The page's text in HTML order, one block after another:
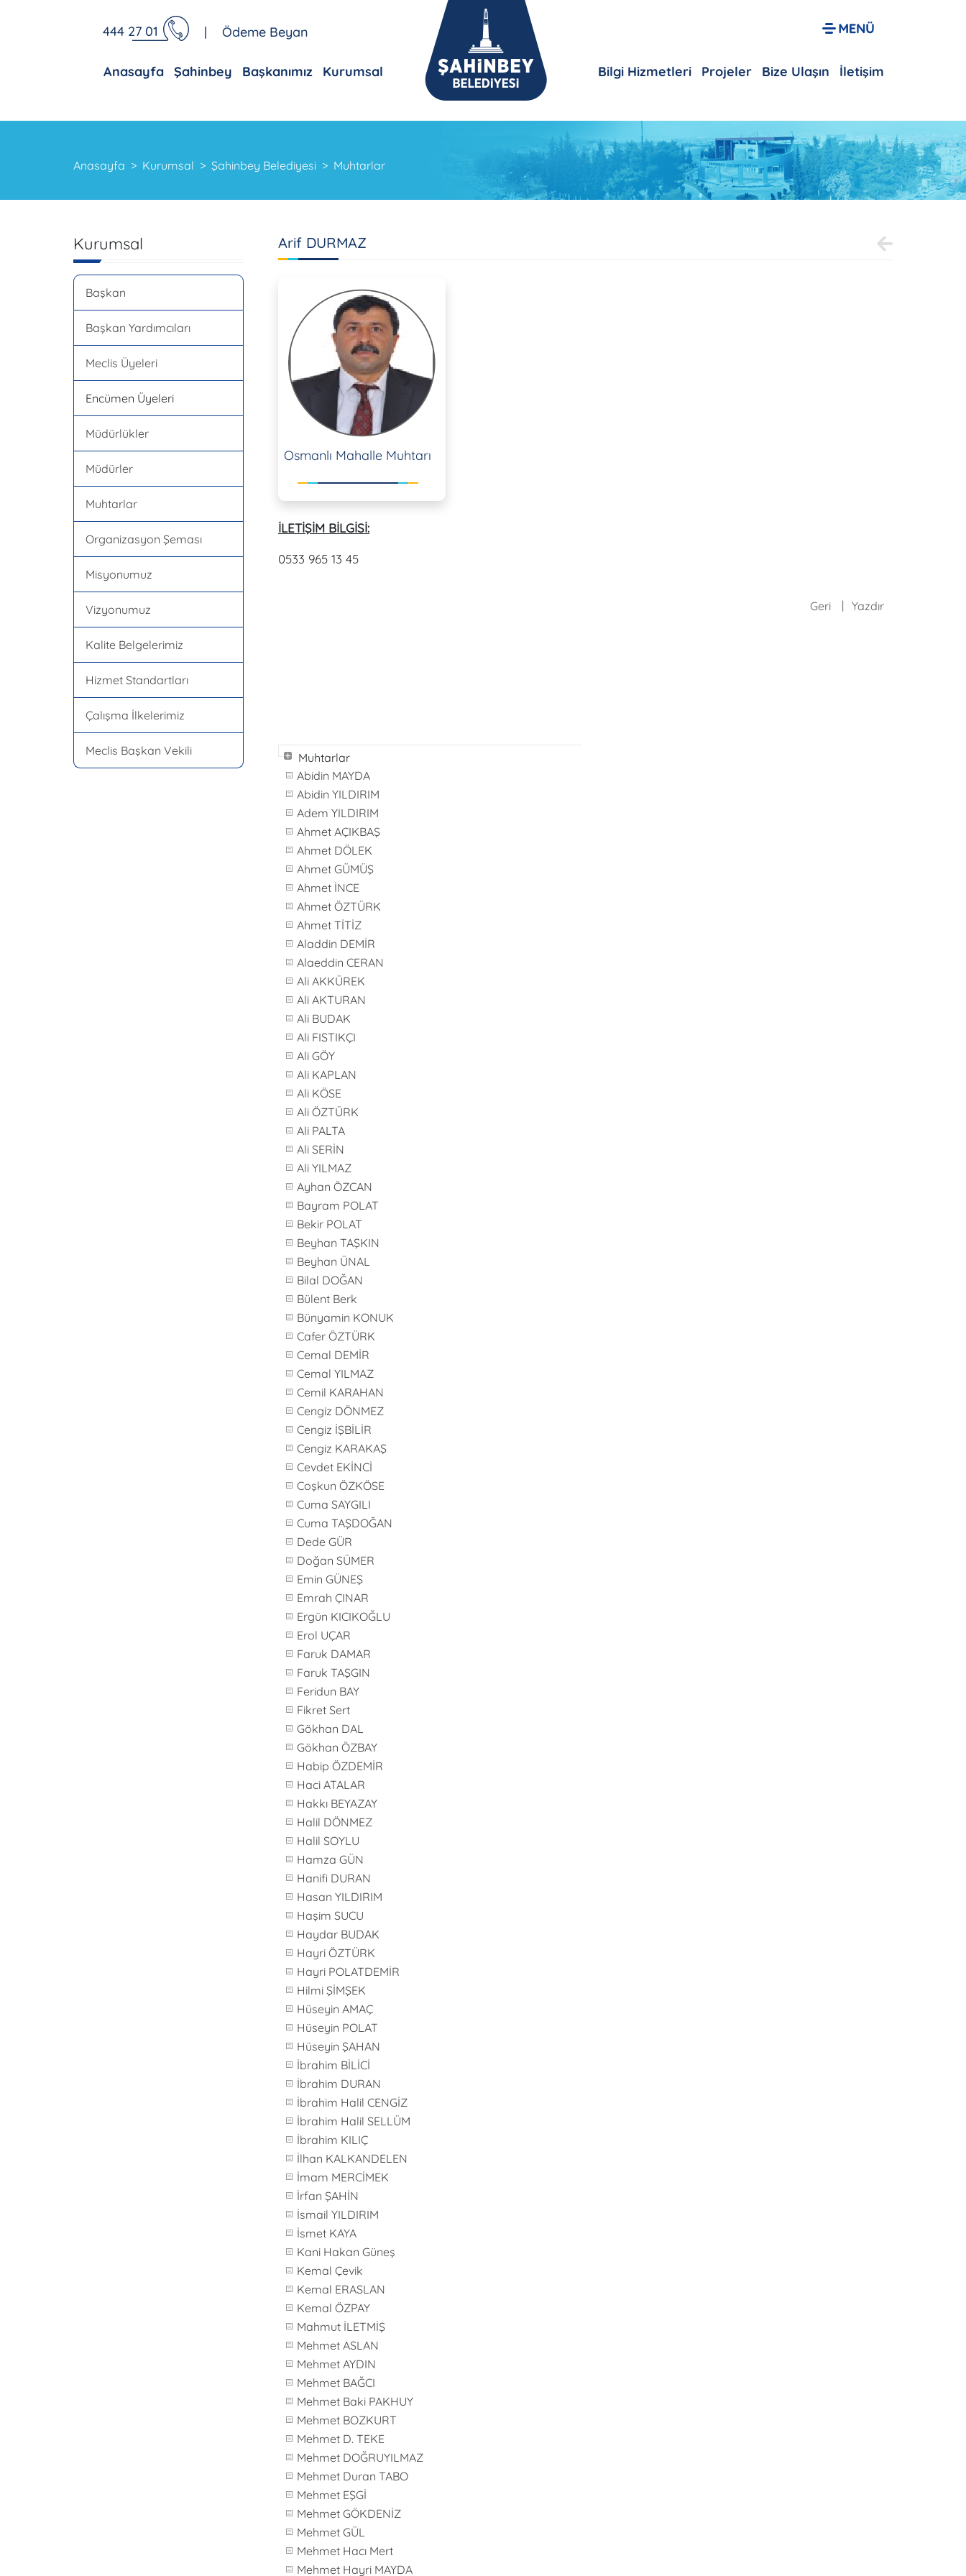
444 27 01 | Ödeme Beyan
Anasayfa Şahinbey Başkanımız Kurumsal Bilgi Hizmetleri Projeler Bize Ulaşın İletişim
Anasayfa Kurumsal Şahinbey Belediyesi Muhtarlar
Kurumsal
Başkan
Başkan Yardımcıları
Meclis Üyeleri
Encümen Üyeleri
Müdürlükler
Müdürler
Muhtarlar
Organizasyon Şeması
Misyonumuz
Vizyonumuz
Kalite Belgelerimiz
Hizmet Standartları
Çalışma İlkelerimiz
Meclis Başkan Vekili
Arif DURMAZ
Osmanlı Mahalle Muhtarı
İLETİŞİM BİLGİSİ:
0533 965 13 45
Geri Yazdır
Muhtarlar
Abidin MAYDA
Abidin YILDIRIM
Adem YILDIRIM
Ahmet AÇIKBAŞ
Ahmet DÖLEK
Ahmet GÜMÜŞ
Ahmet İNCE
Ahmet ÖZTÜRK
Ahmet TİTİZ
Aladdin DEMİR
Alaeddin CERAN
Ali AKKÜREK
Ali AKTURAN
Ali BUDAK
Ali FISTIKÇI
Ali GÖY
Ali KAPLAN
Ali KÖSE
Ali ÖZTÜRK
Ali PALTA
Ali SERİN
Ali YILMAZ
Ayhan ÖZCAN
Bayram POLAT
Bekir POLAT
Beyhan TAŞKIN
Beyhan ÜNAL
Bilal DOĞAN
Bülent Berk
Bünyamin KONUK
Cafer ÖZTÜRK
Cemal DEMİR
Cemal YILMAZ
Cemil KARAHAN
Cengiz DÖNMEZ
Cengiz İŞBİLİR
Cengiz KARAKAŞ
Cevdet EKİNCİ
Coşkun ÖZKÖSE
Cuma SAYGILI
Cuma TAŞDOĞAN
Dede GÜR
Doğan SÜMER
Emin GÜNEŞ
Emrah ÇINAR
Ergün KICIKOĞLU
Erol UÇAR
Faruk DAMAR
Faruk TAŞGIN
Feridun BAY
Fikret Sert
Gökhan DAL
Gökhan ÖZBAY
Habip ÖZDEMİR
Haci ATALAR
Hakkı BEYAZAY
Halil DÖNMEZ
Halil SOYLU
Hamza GÜN
Hanifi DURAN
Hasan YILDIRIM
Haşim SUCU
Haydar BUDAK
Hayri ÖZTÜRK
Hayri POLATDEMİR
Hilmi ŞİMŞEK
Hüseyin AMAÇ
Hüseyin POLAT
Hüseyin ŞAHAN
İbrahim BİLİCİ
İbrahim DURAN
İbrahim Halil CENGİZ
İbrahim Halil SELLÜM
İbrahim KILIÇ
İlhan KALKANDELEN
İmam MERCİMEK
İrfan ŞAHİN
İsmail YILDIRIM
İsmet KAYA
Kani Hakan Güneş
Kemal Çevik
Kemal ERASLAN
Kemal ÖZPAY
Mahmut İLETMİŞ
Mehmet ASLAN
Mehmet AYDIN
Mehmet BAĞCI
Mehmet Baki PAKHUY
Mehmet BOZKURT
Mehmet D. TEKE
Mehmet DOĞRUYILMAZ
Mehmet Duran TABO
Mehmet EŞGİ
Mehmet GÖKDENİZ
Mehmet GÜL
Mehmet Hacı Mert
Mehmet Hayri MAYDA